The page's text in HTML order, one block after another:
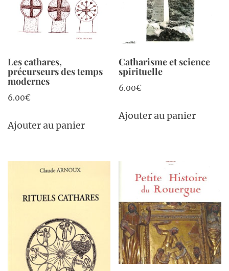
Les cathares,
précurseurs des temps
modernes
6.00€
Ajouter au panier
Catharisme et science
spirituelle
6.00€
Ajouter au panier